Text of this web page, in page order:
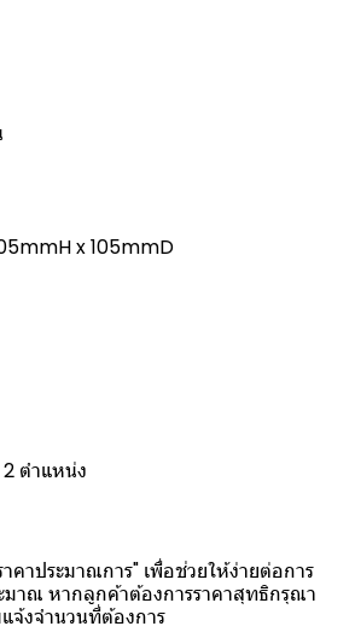
x 105mmD
2 ตำแหน่ง
คาประมาณการ" เพื่อช่วยให้ง่ายต่อการ
มาณ หากลูกค้าต้องการราคาสุทธิกรุณา
จ้งจำนวนที่ต้องการ